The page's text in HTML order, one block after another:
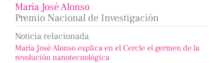
María José Alonso
Premio Nacional de Investigación
Noticia relacionada
María José Alonso explica en el Cercle el germen de la
revolución nanotecnológica